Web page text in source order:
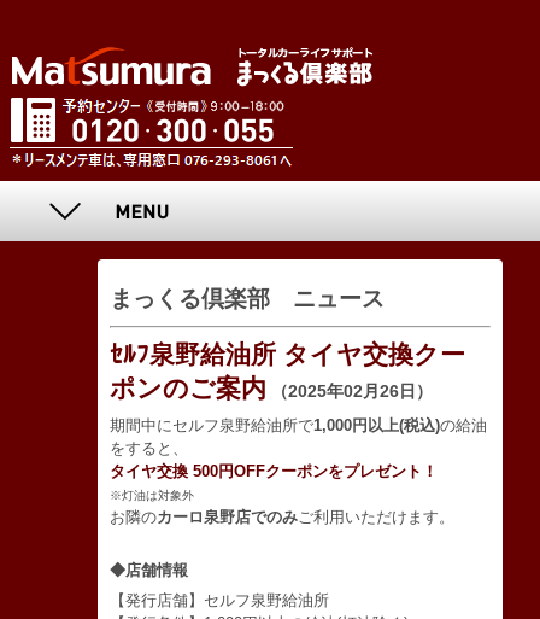
まっくる倶楽部 ニュース
ｾﾙﾌ泉野給油所 タイヤ交換クー
ポンのご案内
（2025年02月26日）
期間中にセルフ泉野給油所で1,000円以上(税込)の給油
をすると、
タイヤ交換 500円OFFクーポンをプレゼント！
※灯油は対象外
お隣のカーロ泉野店でのみご利用いただけます。
◆店舗情報
【発行店舗】セルフ泉野給油所